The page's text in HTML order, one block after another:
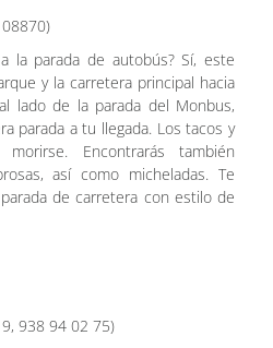
la parada de autobús? Sí, este
y la carretera principal hacia
lado de la parada del Monbus,
parada a tu llegada. Los tacos y
Encontrarás también
así como micheladas. Te
de carretera con estilo de
938 94 02 75)